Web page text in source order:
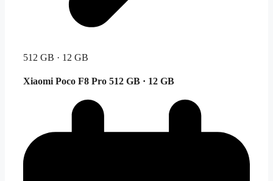
512 GB · 12 GB
Xiaomi Poco F8 Pro 512 GB · 12 GB